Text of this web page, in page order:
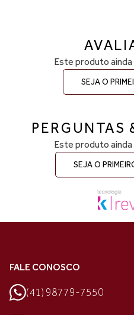
Este produto
SEJA O
PERGUNTAS
Este produto
SEJA O
FALE CONOSCO
(41) 98779-7550